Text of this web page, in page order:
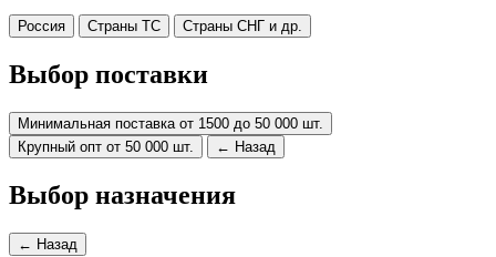
Россия Страны ТС Страны СНГ и др.
Выбор поставки
Минимальная поставка от 1500 до 50 000 шт.
Крупный опт от 50 000 шт.
← Назад
Выбор назначения
← Назад